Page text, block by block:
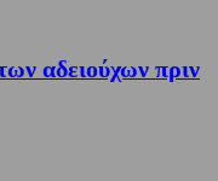
αδειούχων πριν